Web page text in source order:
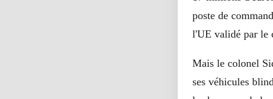
poste de
l'UE validé par le
Mais le colonel
ses véhicules